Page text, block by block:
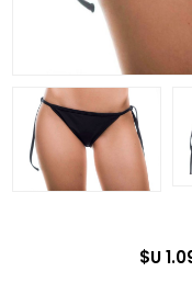
$U